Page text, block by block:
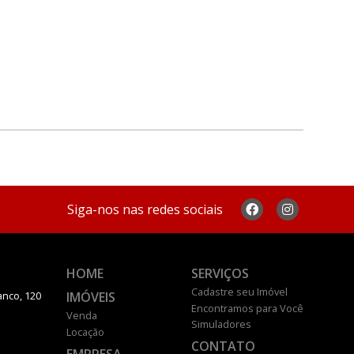
Siga-nos nas redes sociais
120
HOME
IMÓVEIS
Venda
Locação
SERVIÇOS
Cadastre seu Imóvel
Encontramos para Você
Simuladores
CONTATO